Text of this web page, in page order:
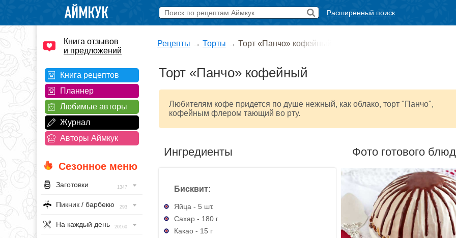
Расширенный поиск
Книга отзывов
и предложений
Книга рецептов
Планнер
Любимые авторы
Журнал
Авторы Аймкук
Сезонное меню
Заготовки 1347
Пикник / барбекю 293
На каждый день 20160
Рецепты → Торты → Торт «Панчо» кофейный
Торт «Панчо» кофейный
Любителям кофе придется по душе нежный, как облако, торт "Панчо",
кофейным флером тающий во рту.
Ингредиенты
Бисквит:
Яйца - 5 шт.
Сахар - 180 г
Какао - 15 г
Фото готового